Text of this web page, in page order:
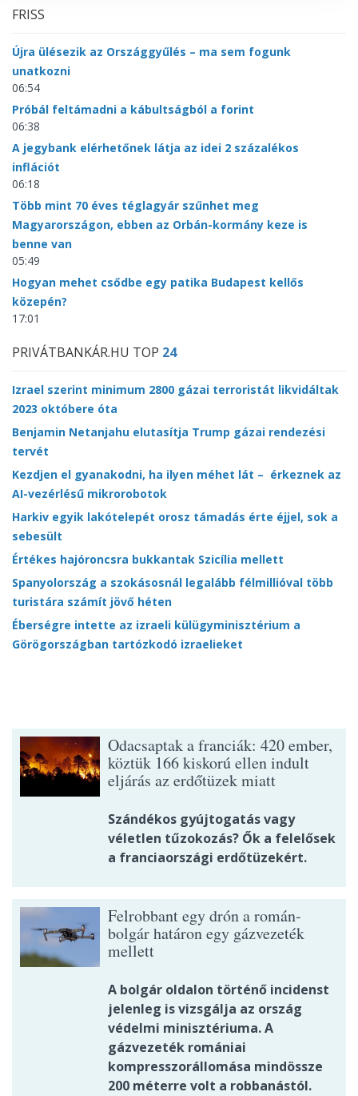
FRISS
Újra ülésezik az Országgyűlés – ma sem fogunk
unatkozni
06:54
Próbál feltámadni a kábultságból a forint
06:38
A jegybank elérhetőnek látja az idei 2 százalékos
inflációt
06:18
Több mint 70 éves téglagyár szűnhet meg
Magyarországon, ebben az Orbán-kormány keze is
benne van
05:49
Hogyan mehet csődbe egy patika Budapest kellős
közepén?
17:01
PRIVÁTBANKÁR.HU TOP 24
Izrael szerint minimum 2800 gázai terroristát likvidáltak
2023 októbere óta
Benjamin Netanjahu elutasítja Trump gázai rendezési
tervét
Kezdjen el gyanakodni, ha ilyen méhet lát – érkeznek az
AI-vezérlésű mikrorobotok
Harkiv egyik lakótelepét orosz támadás érte éjjel, sok a
sebesült
Értékes hajóroncsra bukkantak Szicília mellett
Spanyolország a szokásosnál legalább félmillióval több
turistára számít jövő héten
Éberségre intette az izraeli külügyminisztérium a
Görögországban tartózkodó izraelieket
Odacsaptak a franciák: 420 ember,
köztük 166 kiskorú ellen indult
eljárás az erdőtüzek miatt
Szándékos gyújtogatás vagy
véletlen tűzokozás? Ők a felelősek
a franciaországi erdőtüzekért.
Felrobbant egy drón a román-
bolgár határon egy gázvezeték
mellett
A bolgár oldalon történő incidenst
jelenleg is vizsgálja az ország
védelmi minisztériuma. A
gázvezeték romániai
kompresszorállomása mindössze
200 méterre volt a robbanástól.